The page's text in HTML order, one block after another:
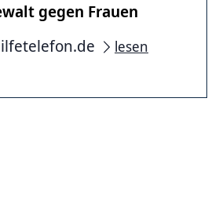
gegen Frauen
lesen